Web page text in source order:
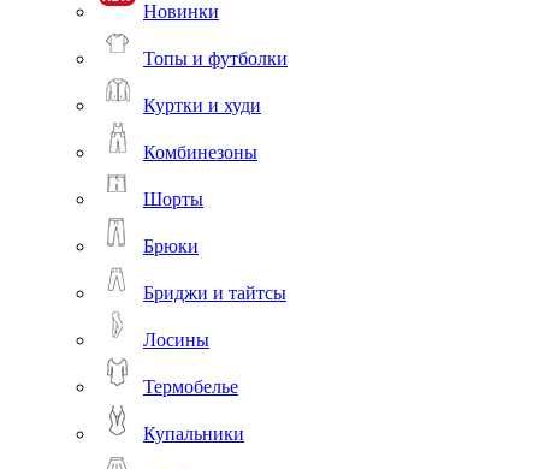
Новинки
Топы и футболки
Куртки и худи
Комбинезоны
Шорты
Брюки
Бриджи и тайтсы
Лосины
Термобелье
Купальники